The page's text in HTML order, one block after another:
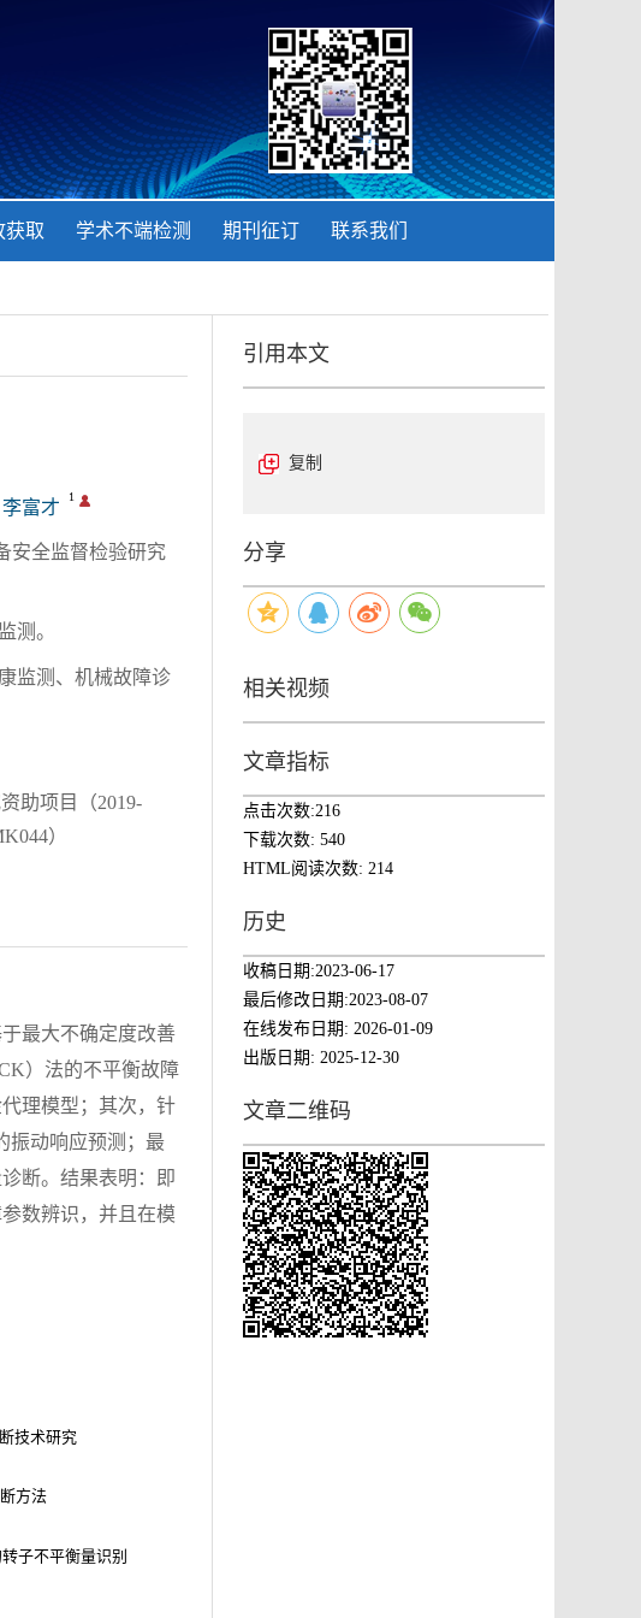
获取 学术不端检测 期刊征订 联系我们
李富才
1
安全监督检验研究
测。
监测、机械故障诊
助项目（2019-
）
最大不确定度改善
）法的不平衡故障
理模型；其次，针
振动响应预测；最
断。结果表明：即
数辨识，并且在模
技术研究
方法
子不平衡量识别
引用本文
复制
分享
相关视频
文章指标
点击次数:216
下载次数: 540
HTML阅读次数: 214
历史
收稿日期:2023-06-17
最后修改日期:2023-08-07
在线发布日期: 2026-01-09
出版日期: 2025-12-30
文章二维码